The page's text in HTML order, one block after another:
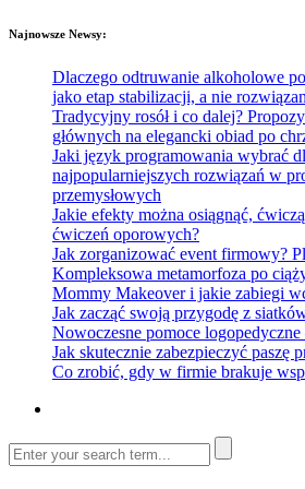
Najnowsze Newsy:
Dlaczego odtruwanie alkoholowe
jako etap stabilizacji, a nie
Tradycyjny rosół i co dalej?
głównych na elegancki obiad po
Jaki język programowania wybrać
najpopularniejszych rozwiązań w
przemysłowych
Jakie efekty można osiągnąć,
ćwiczeń oporowych?
Jak zorganizować event firmowy?
Kompleksowa metamorfoza po
Mommy Makeover i jakie zabiegi
Jak zacząć swoją przygodę z
Nowoczesne pomoce
Jak skutecznie zabezpieczyć paszę
Co zrobić, gdy w firmie brakuje